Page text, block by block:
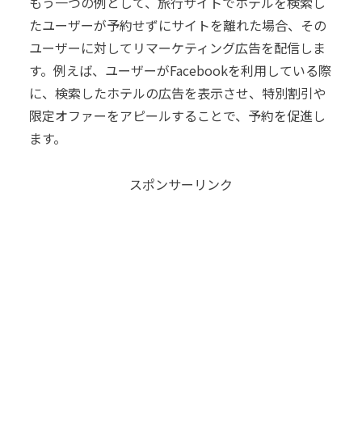
たユーザーが予約せずにサイトを離れた場合、その
ユーザーに対してリマーケティング広告を配信しま
す。例えば、ユーザーがFacebookを利用している際
に、検索したホテルの広告を表示させ、特別割引や
限定オファーをアピールすることで、予約を促進し
ます。
スポンサーリンク